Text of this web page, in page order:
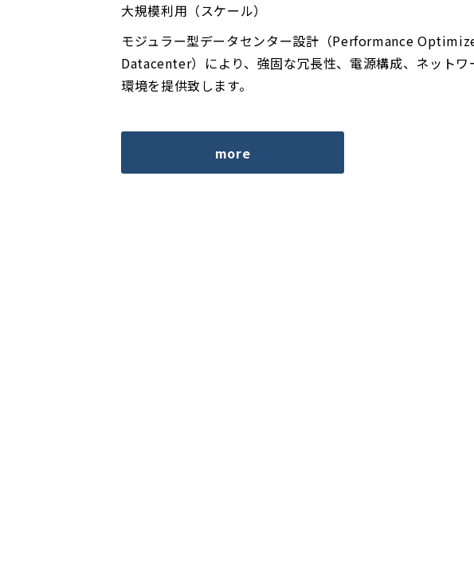
大規模利用（スケール）
モジュラー型データセンター設計（Performance
Datacenter）により、強固な冗長性、電源構成、ネットワ
環境を提供致します。
more